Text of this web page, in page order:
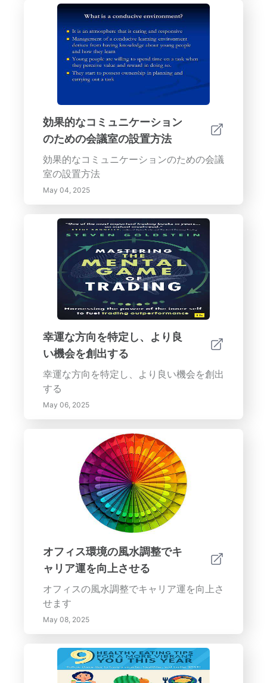
効果的なコミュニケーション
のための会議室の設置方法
効果的なコミュニケーションのための会議
室の設置方法
May 04, 2025
幸運な方向を特定し、より良
い機会を創出する
幸運な方向を特定し、より良い機会を創出
する
May 06, 2025
オフィス環境の風水調整でキ
ャリア運を向上させる
オフィスの風水調整でキャリア運を向上さ
せます
May 08, 2025